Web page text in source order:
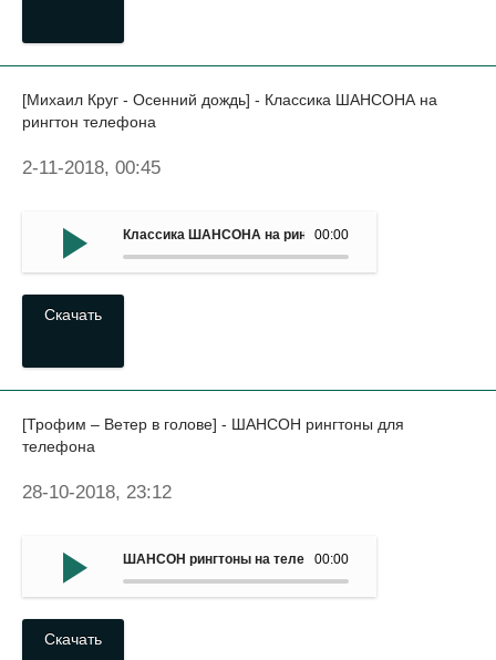
[Михаил Круг - Осенний дождь] - Классика ШАНСОНА на
рингтон телефона
2-11-2018, 00:45
00:00
Классика ШАНСОНА на рингтон мобильныйа - (Михаил
Скачать
[Трофим – Ветер в голове] - ШАНСОН рингтоны для
телефона
28-10-2018, 23:12
00:00
ШАНСОН рингтоны на телефон - (Трофим – Ветер в
Скачать